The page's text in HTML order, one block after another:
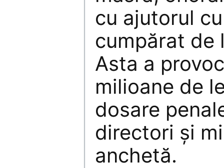
cu ajutorul
cumpărat de
Asta a
milioane de
dosare
directori şi
anchetă.